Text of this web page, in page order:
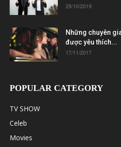
29/10/2019
Những chuyên
được yêu thích...
17/11/2017
POPULAR CATEGORY
TV SHOW
Celeb
Movies